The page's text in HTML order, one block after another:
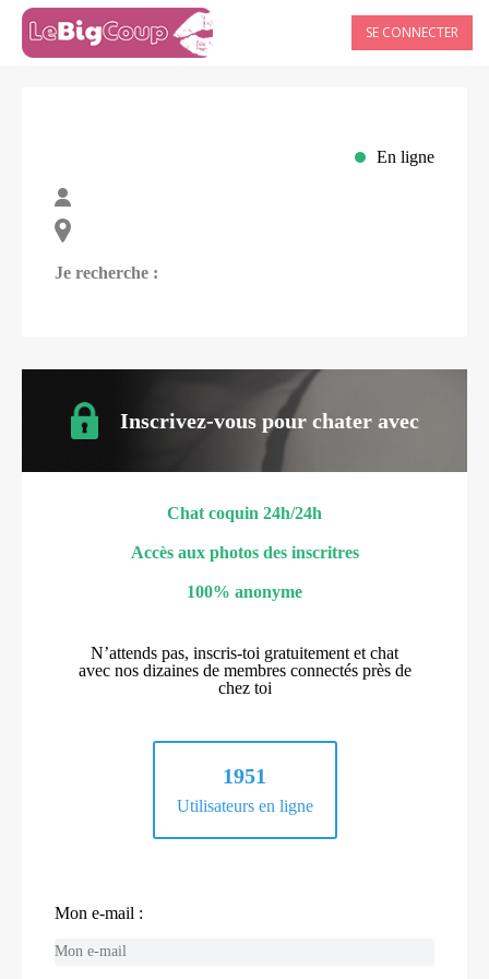
SE CONNECTER
En ligne
Je recherche :
Inscrivez-vous pour chater avec
Chat coquin 24h/24h
Accès aux photos des inscritres
100% anonyme
N’attends pas, inscris-toi gratuitement et chat
avec nos dizaines de membres connectés près de
chez toi
1951
Utilisateurs en ligne
Mon e-mail :